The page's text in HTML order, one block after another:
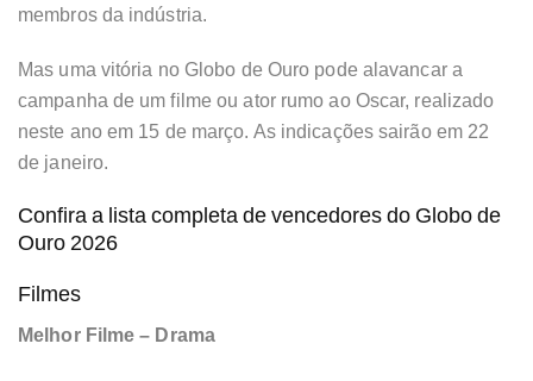
membros da indústria.
Mas uma vitória no Globo de Ouro pode alavancar a
campanha de um filme ou ator rumo ao Oscar, realizado
neste ano em 15 de março. As indicações sairão em 22
de janeiro.
Confira a lista completa de vencedores do Globo de
Ouro 2026
Filmes
Melhor Filme – Drama